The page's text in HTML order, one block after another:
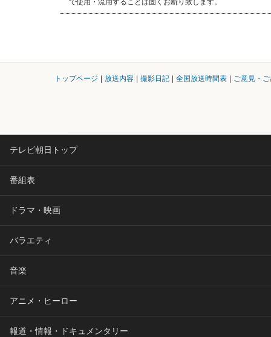
で使用・流用することは固くお断り致します。
トップページ 放送内容 撮影日記 全国放送時間表 ご意見・
テレビ朝日トップ
番組表
ドラマ・映画
バラエティ
音楽
アニメ・ヒーロー
報道・情報・ドキュメンタリー